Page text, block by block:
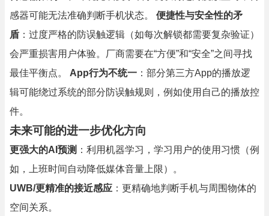
感器可能无法准确判断手机状态。 便捷性与安全性的矛
盾 ：过度严格的防误触逻辑（如每次解锁都需要复杂验证）
会严重损害用户体验。厂商需要在“方便”和“安全”之间寻找
最佳平衡点。 App行为不统一 ：部分第三方App的播放逻
辑可能绕过系统的部分防误触规则，例如使用自己的播放控
件。
未来可能的进一步优化方向
更强大的AI预测 ：利用机器学习，学习用户的使用习惯（例
如，上班时间自动降低媒体音量上限）。
UWB/更精准的接近感应 ：更精确地判断手机与周围物体的
空间关系。